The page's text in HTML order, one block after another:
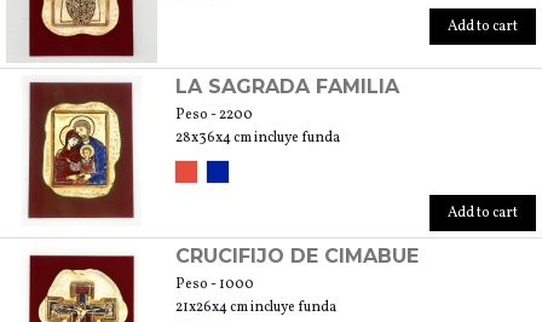
Add to cart
LA SAGRADA FAMILIA
Peso - 2200
28x36x4 cm incluye funda
Add to cart
CRUCIFIJO DE CIMABUE
Peso - 1000
21x26x4 cm incluye funda